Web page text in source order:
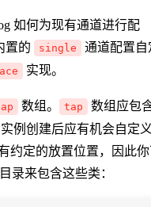
如何为现有通道进行配
置的
single
通道配置自
实现。
数组。 tap
数组应包
例创建后应有机会自定
约定的放置位置，因此
录来包含这些类：